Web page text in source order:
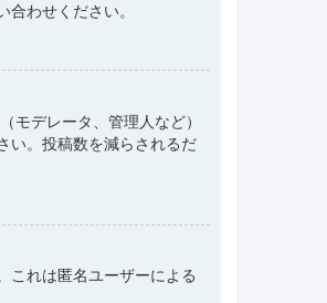
わせください。
モデレータ、管理人など）
い。投稿数を減らされるだ
これは匿名ユーザーによる